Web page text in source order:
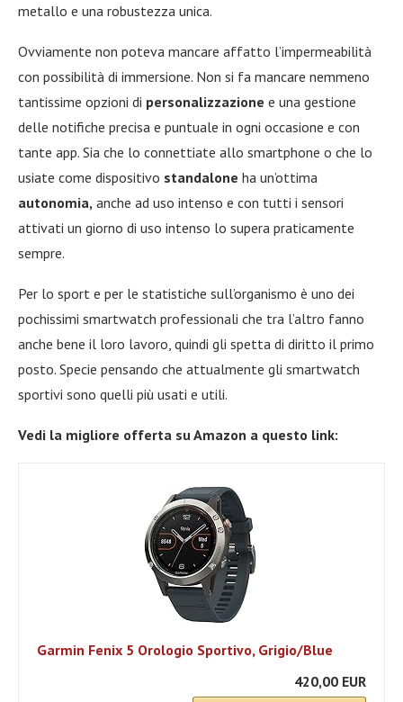
metallo e una robustezza unica.
Ovviamente non poteva mancare affatto l’impermeabilità
con possibilità di immersione. Non si fa mancare nemmeno
tantissime opzioni di personalizzazione e una gestione
delle notifiche precisa e puntuale in ogni occasione e con
tante app. Sia che lo connettiate allo smartphone o che lo
usiate come dispositivo standalone ha un’ottima
autonomia, anche ad uso intenso e con tutti i sensori
attivati un giorno di uso intenso lo supera praticamente
sempre.
Per lo sport e per le statistiche sull’organismo è uno dei
pochissimi smartwatch professionali che tra l’altro fanno
anche bene il loro lavoro, quindi gli spetta di diritto il primo
posto. Specie pensando che attualmente gli smartwatch
sportivi sono quelli più usati e utili.
Vedi la migliore offerta su Amazon a questo link:
Garmin Fenix 5 Orologio Sportivo, Grigio/Blue
420,00 EUR